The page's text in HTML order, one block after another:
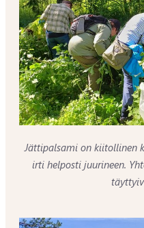
Jättipalsami on kiitollinen
irti helposti juurineen.